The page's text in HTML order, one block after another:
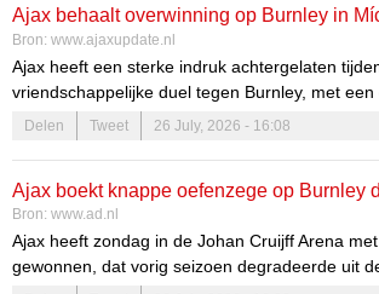
Ajax behaalt overwinning op Burnley in
Bron: www.ajaxupdate.nl
Ajax heeft een sterke indruk achtergelaten
vriendschappelijke duel tegen Burnley, met een
Dit was een bijzondere gelegenheid, aangezien
thuiswedstrijd was van Míchel in de Johan
die de nieuwe trainer zou toepassen. Míchel’s
frisse wind door de club te laten waaien.
Delen Tweet 26 July, 2026 - 16:08
Ajax boekt knappe oefenzege op Burnley
Bouwman en Ouazane
Bron: www.ad.nl
Ajax heeft zondag in de Johan Cruijff Arena
gewonnen, dat vorig seizoen degradeerde uit